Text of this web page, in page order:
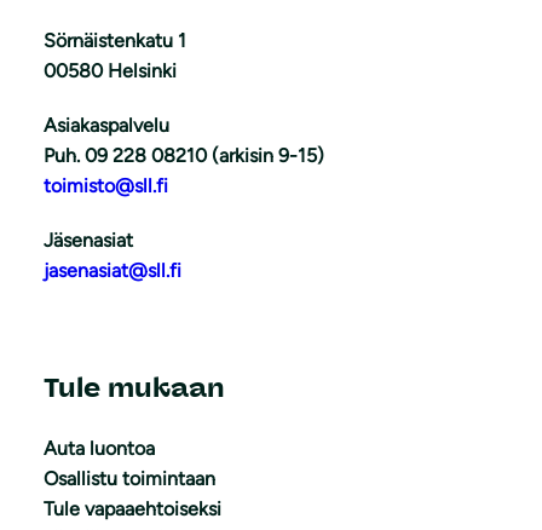
Sörnäistenkatu 1
00580 Helsinki
Asiakaspalvelu
Puh. 09 228 08210 (arkisin 9-15)
toimisto@sll.fi
Jäsenasiat
jasenasiat@sll.fi
Tule mukaan
Auta luontoa
Osallistu toimintaan
Tule vapaaehtoiseksi